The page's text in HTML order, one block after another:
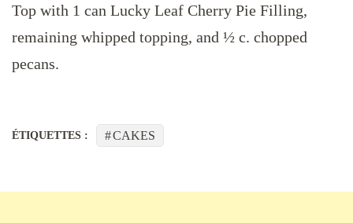
Top with 1 can Lucky Leaf Cherry Pie Filling,
remaining whipped topping, and ½ c. chopped
pecans.
ÉTIQUETTES : CAKES